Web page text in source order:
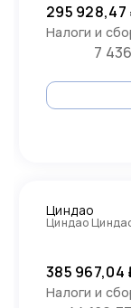
295 928,47
Налоги и
7
Циндао
Циндао
385 967,04
Налоги и